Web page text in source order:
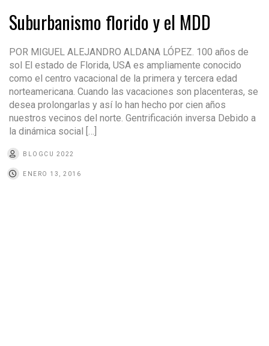
Suburbanismo florido y el MDD
POR MIGUEL ALEJANDRO ALDANA LÓPEZ. 100 años de
sol El estado de Florida, USA es ampliamente conocido
como el centro vacacional de la primera y tercera edad
norteamericana. Cuando las vacaciones son placenteras, se
desea prolongarlas y así lo han hecho por cien años
nuestros vecinos del norte. Gentrificación inversa Debido a
la dinámica social […]
BLOGCU 2022
ENERO 13, 2016